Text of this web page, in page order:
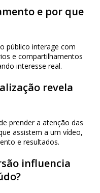
e por que
público interage com
e compartilhamentos
interesse real.
revela
prender a atenção das
assistem a um vídeo,
e resultados.
influencia